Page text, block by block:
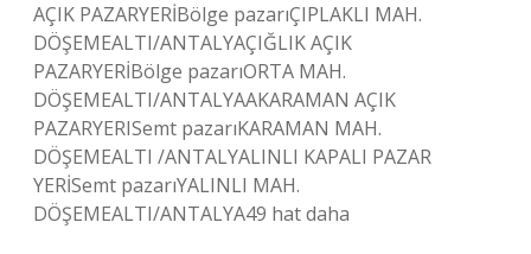
AÇIK PAZARYERİBölge pazarıÇIPLAKLI MAH.
DÖŞEMEALTI/ANTALYAÇIĞLIK AÇIK
PAZARYERİBölge pazarıORTA MAH.
DÖŞEMEALTI/ANTALYAAKARAMAN AÇIK
PAZARYERISemt pazarıKARAMAN MAH.
DÖŞEMEALTI /ANTALYALINLI KAPALI PAZAR
YERİSemt pazarıYALINLI MAH.
DÖŞEMEALTI/ANTALYA49 hat daha